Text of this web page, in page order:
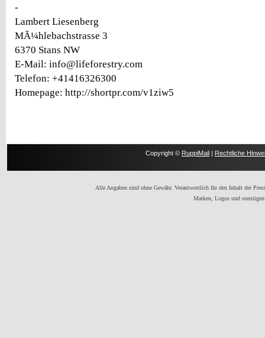
-
Lambert Liesenberg
MÃ¼hlebachstrasse 3
6370 Stans NW
E-Mail: info@lifeforestry.com
Telefon: +41416326300
Homepage: http://shortpr.com/v1ziw5
Copyright ©RuppiMail|Rechtliche
Alle Angaben sind ohne Gewähr. Verantwortlich für den Inhalt der
Marken, Logos und